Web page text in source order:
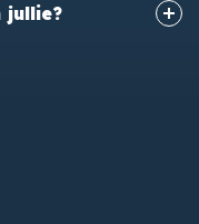
jullie?